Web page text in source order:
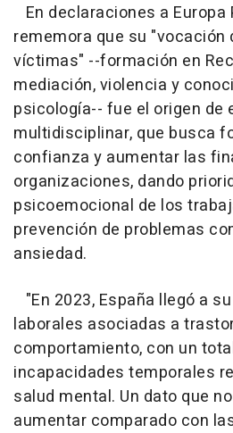
En declaraciones a Europa
rememora que su "vocación
víctimas" --formación en
mediación, violencia y
psicología-- fue el origen de
multidisciplinar, que busca
confianza y aumentar las
organizaciones, dando
psicoemocional de los
prevención de problemas
ansiedad.
"En 2023, España llegó a
laborales asociadas a
comportamiento, con un
incapacidades temporales
salud mental. Un dato que
aumentar comparado con